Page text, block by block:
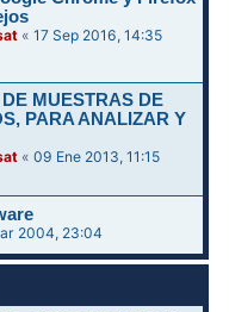
«17 Sep 2016, 14:35
MUESTRAS DE
PARA ANALIZAR Y
«09 Ene 2013, 11:15
2004, 23:04